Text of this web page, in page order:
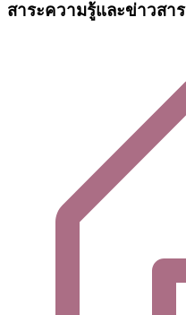
สาระความรู้และข่าวสาร